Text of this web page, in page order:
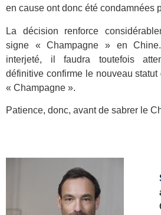
en cause ont donc été condamnées
La décision renforce
signe « Champagne » en
interjeté, il faudra toutefois
définitive confirme le nouveau
« Champagne ».
Patience, donc, avant de sabrer le